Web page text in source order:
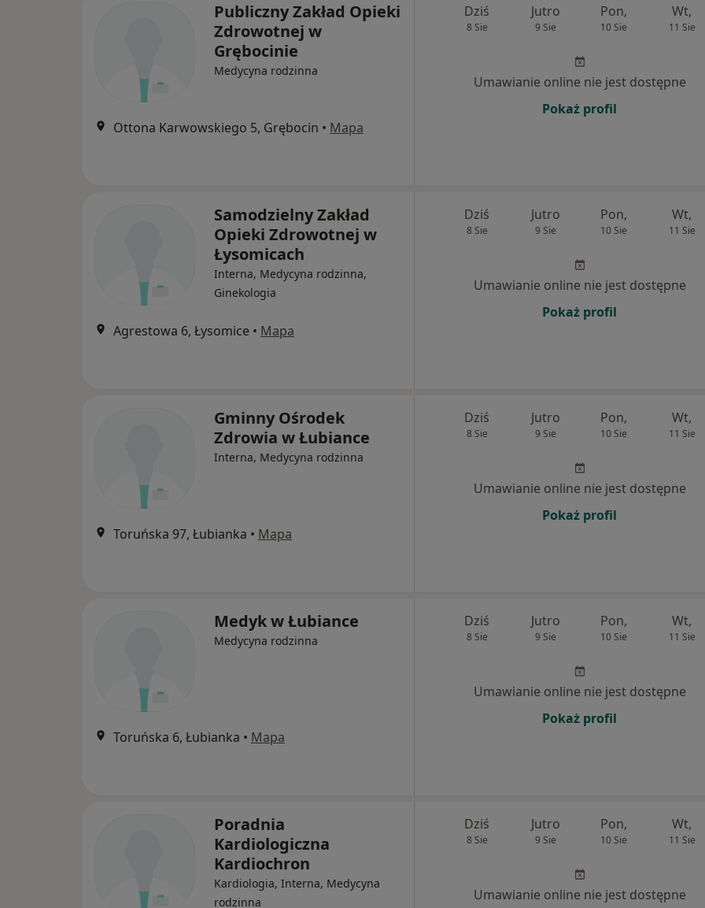
Publiczny Zakład Opieki
Zdrowotnej w
Grębocinie
Medycyna rodzinna
Ottona Karwowskiego 5, Grębocin • Mapa
Dziś
8 Sie
Jutro
9 Sie
Pon,
10 Sie
Wt,
11 Sie
Umawianie online nie jest dostępne
Pokaż profil
Samodzielny Zakład
Opieki Zdrowotnej w
Łysomicach
Interna, Medycyna rodzinna,
Ginekologia
Agrestowa 6, Łysomice • Mapa
Dziś
8 Sie
Jutro
9 Sie
Pon,
10 Sie
Wt,
11 Sie
Umawianie online nie jest dostępne
Pokaż profil
Gminny Ośrodek
Zdrowia w Łubiance
Interna, Medycyna rodzinna
Toruńska 97, Łubianka • Mapa
Dziś
8 Sie
Jutro
9 Sie
Pon,
10 Sie
Wt,
11 Sie
Umawianie online nie jest dostępne
Pokaż profil
Medyk w Łubiance
Medycyna rodzinna
Toruńska 6, Łubianka • Mapa
Dziś
8 Sie
Jutro
9 Sie
Pon,
10 Sie
Wt,
11 Sie
Umawianie online nie jest dostępne
Pokaż profil
Poradnia
Kardiologiczna
Kardiochron
Kardiologia, Interna, Medycyna
rodzinna
Dziś
8 Sie
Jutro
9 Sie
Pon,
10 Sie
Wt,
11 Sie
Umawianie online nie jest dostępne